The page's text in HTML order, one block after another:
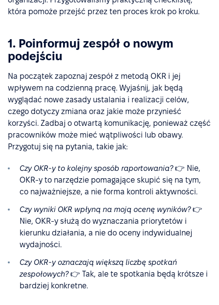
która pomoże przejść przez ten proces krok po kroku.
1. Poinformuj zespół o nowym
podejściu
Na początek zapoznaj zespół z metodą OKR i jej
wpływem na codzienną pracę. Wyjaśnij, jak będą
wyglądać nowe zasady ustalania i realizacji celów,
czego dotyczy zmiana oraz jakie może przynieść
korzyści. Zadbaj o otwartą komunikację, ponieważ część
pracowników może mieć wątpliwości lub obawy.
Przygotuj się na pytania, takie jak:
Czy OKR-y to kolejny sposób raportowania?👉 Nie,
OKR-y to narzędzie pomagające skupić się na tym,
co najważniejsze, a nie forma kontroli aktywności.
Czy wyniki OKR wpłyną na moją ocenę wyników?👉
Nie, OKR-y służą do wyznaczania priorytetów i
kierunku działania, a nie do oceny indywidualnej
wydajności.
Czy OKR-y oznaczają większą liczbę spotkań
zespołowych?👉 Tak, ale te spotkania będą krótsze i
bardziej konkretne.